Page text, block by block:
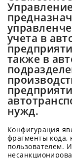
учета в
также в
нужд.
Конфигурация
фрагменты
пользователем.